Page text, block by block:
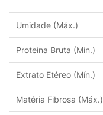
Umidade (Máx.)
Proteína Bruta (Mín.)
Extrato Etéreo (Mín.)
Matéria Fibrosa (Máx.)